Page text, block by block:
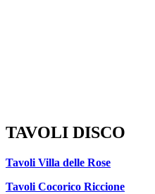
TAVOLI DISCO
Tavoli Villa delle Rose
Tavoli Cocorico Riccione